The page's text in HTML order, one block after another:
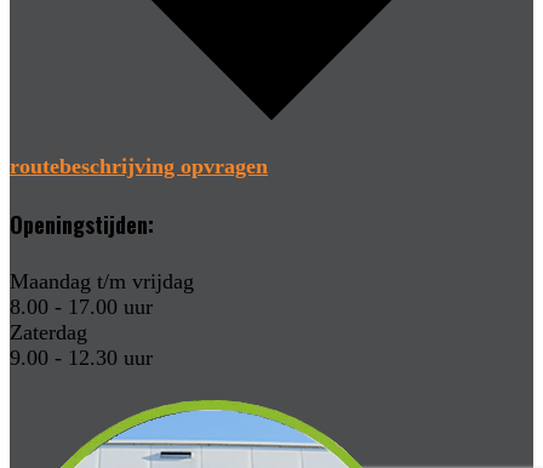
routebeschrijving opvragen
Openingstijden:
Maandag t/m vrijdag
8.00 - 17.00 uur
Zaterdag
9.00 - 12.30 uur